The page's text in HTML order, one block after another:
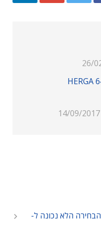
26/
14/09/2017
הלא נכונה ל-